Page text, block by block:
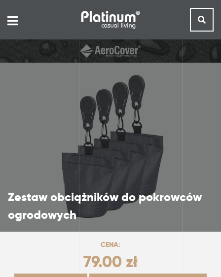
Zestaw obciążników do pokrowców
ogrodowych
CENA:
79.00 zł